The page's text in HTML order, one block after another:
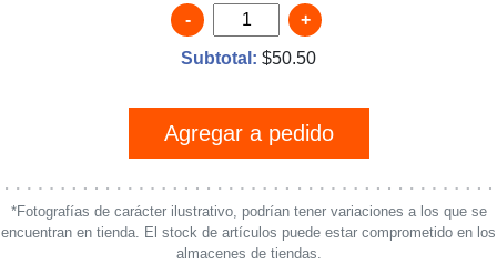
- +
Subtotal: $50.50
Agregar a pedido
*Fotografías de carácter ilustrativo, podrían tener variaciones a los que se
encuentran en tienda. El stock de artículos puede estar comprometido en los
almacenes de tiendas.